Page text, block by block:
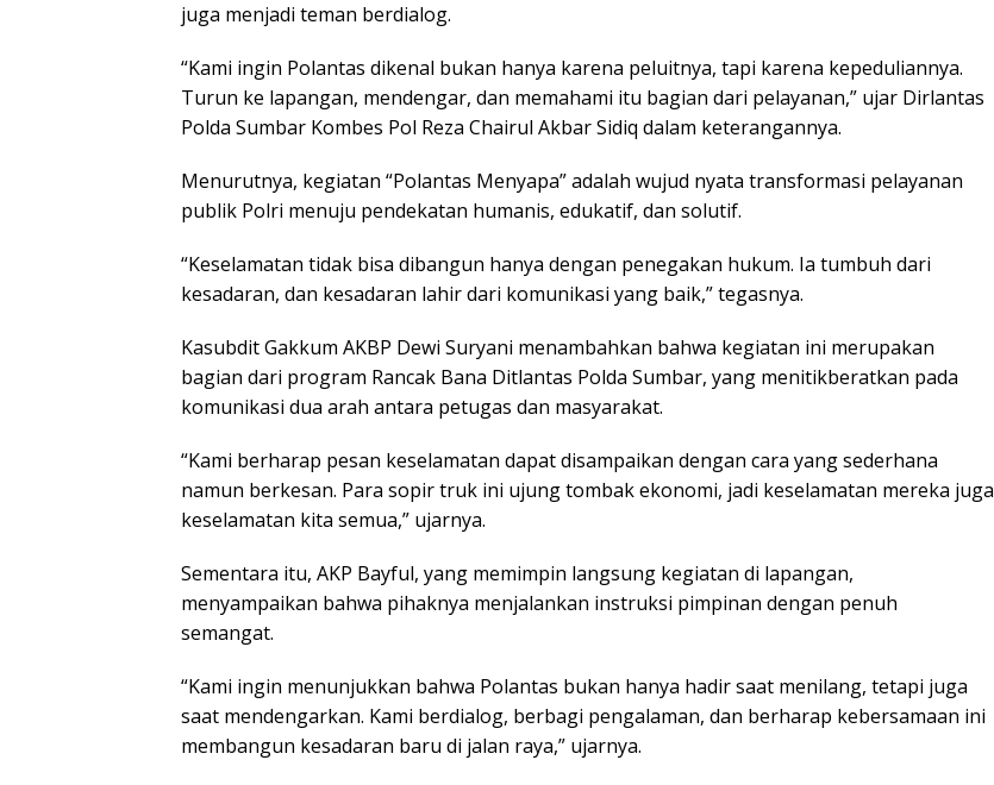
juga menjadi teman berdialog.
“Kami ingin Polantas dikenal bukan hanya karena peluitnya, tapi karena kepeduliannya.
Turun ke lapangan, mendengar, dan memahami itu bagian dari pelayanan,” ujar Dirlantas
Polda Sumbar Kombes Pol Reza Chairul Akbar Sidiq dalam keterangannya.
Menurutnya, kegiatan “Polantas Menyapa” adalah wujud nyata transformasi pelayanan
publik Polri menuju pendekatan humanis, edukatif, dan solutif.
“Keselamatan tidak bisa dibangun hanya dengan penegakan hukum. Ia tumbuh dari
kesadaran, dan kesadaran lahir dari komunikasi yang baik,” tegasnya.
Kasubdit Gakkum AKBP Dewi Suryani menambahkan bahwa kegiatan ini merupakan
bagian dari program Rancak Bana Ditlantas Polda Sumbar, yang menitikberatkan pada
komunikasi dua arah antara petugas dan masyarakat.
“Kami berharap pesan keselamatan dapat disampaikan dengan cara yang sederhana
namun berkesan. Para sopir truk ini ujung tombak ekonomi, jadi keselamatan mereka juga
keselamatan kita semua,” ujarnya.
Sementara itu, AKP Bayful, yang memimpin langsung kegiatan di lapangan,
menyampaikan bahwa pihaknya menjalankan instruksi pimpinan dengan penuh
semangat.
“Kami ingin menunjukkan bahwa Polantas bukan hanya hadir saat menilang, tetapi juga
saat mendengarkan. Kami berdialog, berbagi pengalaman, dan berharap kebersamaan ini
membangun kesadaran baru di jalan raya,” ujarnya.